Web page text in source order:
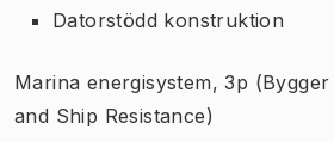
Datorstödd konstruktion
Marina energisystem, 3p
and Ship Resistance)